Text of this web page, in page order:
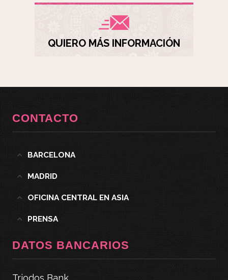
QUIERO MÁS INFORMACIÓN
CONTACTO
BARCELONA
MADRID
OFICINA CENTRAL EN ASIA
PRENSA
DATOS BANCARIOS
Triodos Bank